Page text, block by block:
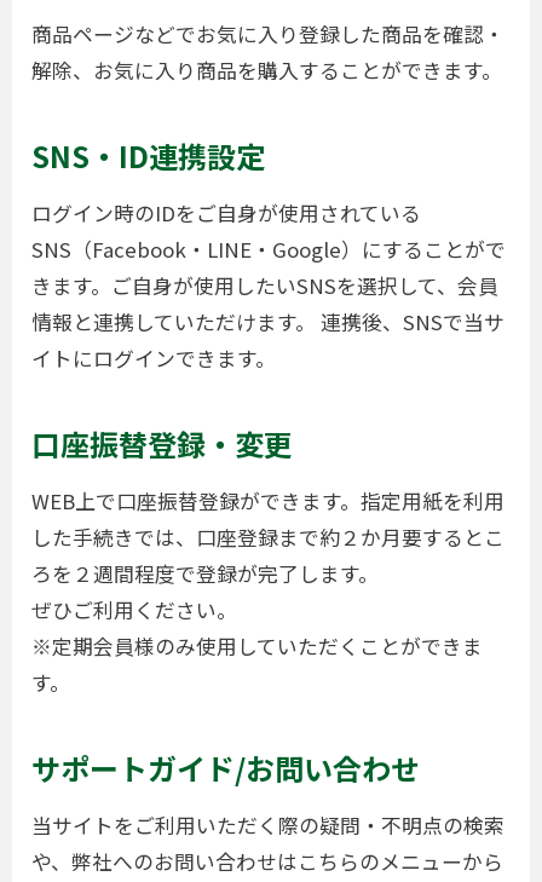
商品ページなどでお気に入り登録した商品を確認・
解除、お気に入り商品を購入することができます。
SNS・ID連携設定
ログイン時のIDをご自身が使用されている
SNS（Facebook・LINE・Google）にすることがで
きます。ご自身が使用したいSNSを選択して、会員
情報と連携していただけます。 連携後、SNSで当サ
イトにログインできます。
口座振替登録・変更
WEB上で口座振替登録ができます。指定用紙を利用
した手続きでは、口座登録まで約２か月要するとこ
ろを２週間程度で登録が完了します。
ぜひご利用ください。
※定期会員様のみ使用していただくことができま
す。
サポートガイド/お問い合わせ
当サイトをご利用いただく際の疑問・不明点の検索
や、弊社へのお問い合わせはこちらのメニューから